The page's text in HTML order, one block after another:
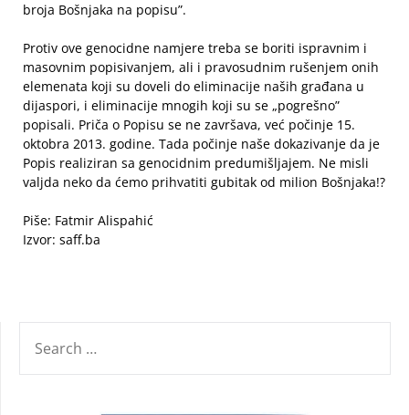
broja Bošnjaka na popisu”.
Protiv ove genocidne namjere treba se boriti ispravnim i
masovnim popisivanjem, ali i pravosudnim rušenjem onih
elemenata koji su doveli do eliminacije naših građana u
dijaspori, i eliminacije mnogih koji su se „pogrešno”
popisali. Priča o Popisu se ne završava, već počinje 15.
oktobra 2013. godine. Tada počinje naše dokazivanje da je
Popis realiziran sa genocidnim predumišljajem. Ne misli
valjda neko da ćemo prihvatiti gubitak od milion Bošnjaka!?
Piše: Fatmir Alispahić
Izvor: saff.ba
FOR: